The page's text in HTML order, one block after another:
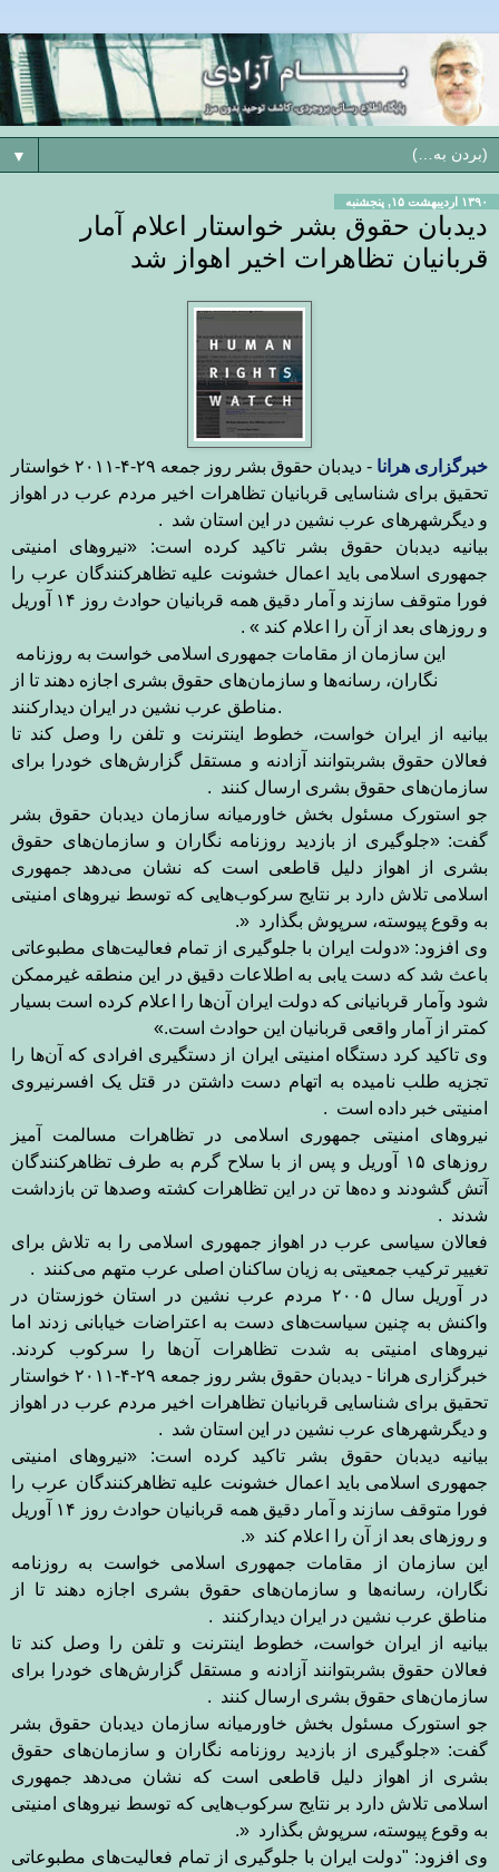
▼
۱۳۹۰ اردیبهشت ۱۵, پنجشنبه
دیدبان حقوق بشر خواستار اعلام آمار
قربانیان تظاهرات اخیر اهواز شد
خبرگزاری هرانا
- دیدبان حقوق بشر روز جمعه ۲۹-۴-۲۰۱۱ خواستار
تحقیق برای شناسایی قربانیان تظاهرات اخیر مردم عرب در اهواز
و دیگرشهر‌های عرب نشین در این استان شد .
بیانیه دیدبان حقوق بشر تاکید کرده است: «نیروهای امنیتی
جمهوری اسلامی باید اعمال خشونت علیه تظاهرکنندگان عرب را
فورا متوقف سازند و آمار دقیق همه قربانیان حوادث روز ۱۴ آوریل
و روزهای بعد از آن را اعلام کند » .
این سازمان از مقامات جمهوری اسلامی خواست به روزنامه
نگاران، رسانه‌ها و سازمان‌های حقوق بشری اجازه دهند تا از
مناطق عرب نشین در ایران دیدارکنند.
بیانیه از ایران خواست، خطوط اینترنت و تلفن را وصل کند تا
فعالان حقوق بشربتوانند آزادنه و مستقل گزارش‌های خودرا برای
سازمان‌های حقوق بشری ارسال کنند .
جو استورک مسئول بخش خاورمیانه سازمان دیدبان حقوق بشر
گفت: «جلوگیری از بازدید روزنامه نگاران و سازمان‌های حقوق
بشری از اهواز دلیل قاطعی است که نشان می‌دهد جمهوری
اسلامی تلاش دارد بر نتایج سرکوب‌هایی که توسط نیروهای امنیتی
به وقوع پیوسته، سرپوش بگذارد .»
وی افزود: «دولت ایران با جلوگیری از تمام فعالیت‌های مطبوعاتی
باعث شد که دست یابی به اطلاعات دقیق در این منطقه غیرممکن
شود وآمار قربانیانی که دولت ایران آن‌ها را اعلام کرده است بسیار
کمتر از آمار واقعی قربانیان این حوادث است.
»
وی تاکید کرد دستگاه امنیتی ایران از دستگیری افرادی که آن‌ها را
تجزیه طلب نامیده به اتهام دست داشتن در قتل یک افسرنیروی
امنیتی خبر داده است .
نیروهای امنیتی جمهوری اسلامی در تظاهرات مسالمت آمیز
روزهای ۱۵ آوریل و پس از با سلاح گرم به طرف تظاهرکنندگان
آتش گشودند و ده‌ها تن در این تظاهرات کشته وصد‌ها تن بازداشت
شدند .
فعالان سیاسی عرب در اهواز جمهوری اسلامی را به تلاش برای
تغییر ترکیب جمعیتی به زیان ساکنان اصلی عرب متهم می‌کنند .
در آوریل سال ۲۰۰۵ مردم عرب نشین در استان خوزستان در
واکنش به چنین سیاست‌های دست به اعتراضات خیابانی زدند اما
نیروهای امنیتی به شدت تظاهرات آن‌ها را سرکوب کردند.
خبرگزاری هرانا - دیدبان حقوق بشر روز جمعه ۲۹-۴-۲۰۱۱ خواستار
تحقیق برای شناسایی قربانیان تظاهرات اخیر مردم عرب در اهواز
و دیگرشهر‌های عرب نشین در این استان شد .
بیانیه دیدبان حقوق بشر تاکید کرده است: «نیروهای امنیتی
جمهوری اسلامی باید اعمال خشونت علیه تظاهرکنندگان عرب را
فورا متوقف سازند و آمار دقیق همه قربانیان حوادث روز ۱۴ آوریل
و روزهای بعد از آن را اعلام کند .»
این سازمان از مقامات جمهوری اسلامی خواست به روزنامه
نگاران، رسانه‌ها و سازمان‌های حقوق بشری اجازه دهند تا از
مناطق عرب نشین در ایران دیدارکنند .
بیانیه از ایران خواست، خطوط اینترنت و تلفن را وصل کند تا
فعالان حقوق بشربتوانند آزادنه و مستقل گزارش‌های خودرا برای
سازمان‌های حقوق بشری ارسال کنند .
جو استورک مسئول بخش خاورمیانه سازمان دیدبان حقوق بشر
گفت: «جلوگیری از بازدید روزنامه نگاران و سازمان‌های حقوق
بشری از اهواز دلیل قاطعی است که نشان می‌دهد جمهوری
اسلامی تلاش دارد بر نتایج سرکوب‌هایی که توسط نیروهای امنیتی
به وقوع پیوسته، سرپوش بگذارد .»
وی افزود: "دولت ایران با جلوگیری از تمام فعالیت‌های مطبوعاتی